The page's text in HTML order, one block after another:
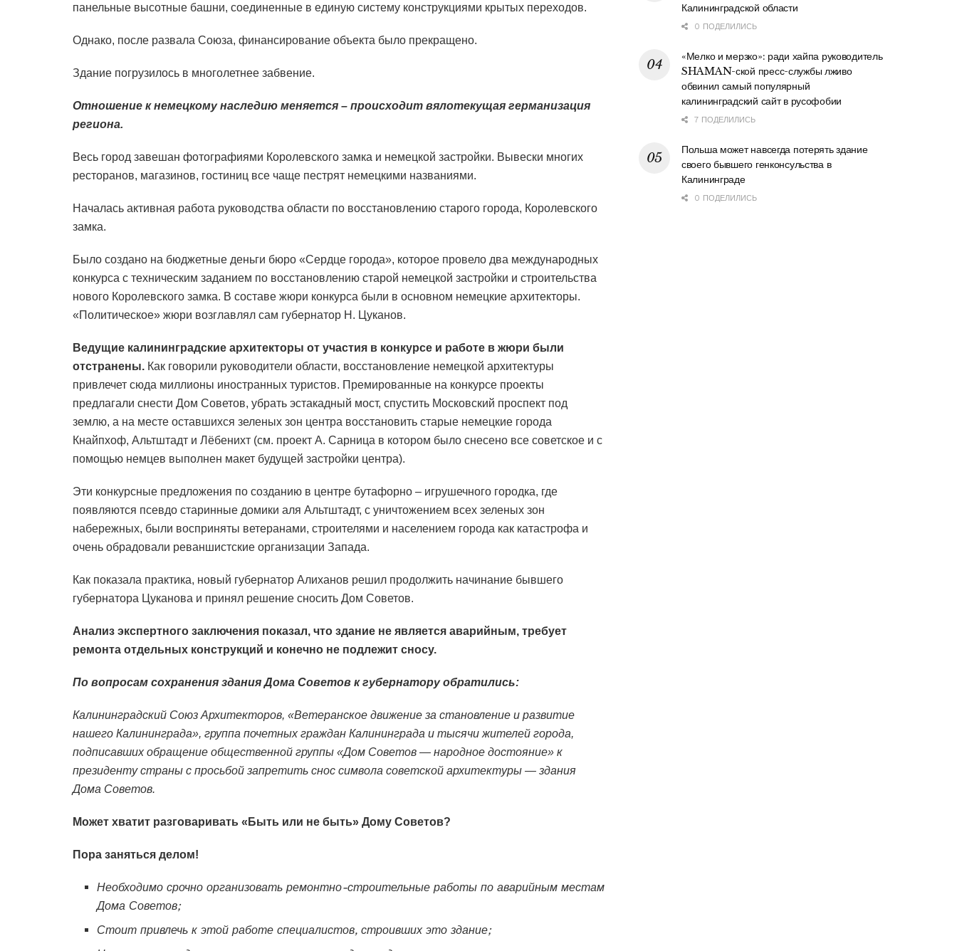
панельные высотные башни, соединенные в единую систему конструкциями крытых переходов.
Однако, после развала Союза, финансирование объекта было прекращено.
Здание погрузилось в многолетнее забвение.
Отношение к немецкому наследию меняется – происходит вялотекущая германизация
региона.
Весь город завешан фотографиями Королевского замка и немецкой застройки. Вывески многих
ресторанов, магазинов, гостиниц все чаще пестрят немецкими названиями.
Началась активная работа руководства области по восстановлению старого города, Королевского
замка.
Было создано на бюджетные деньги бюро «Сердце города», которое провело два международных
конкурса с техническим заданием по восстановлению старой немецкой застройки и строительства
нового Королевского замка. В составе жюри конкурса были в основном немецкие архитекторы.
«Политическое» жюри возглавлял сам губернатор Н. Цуканов.
Ведущие калининградские архитекторы от участия в конкурсе и работе в жюри были
отстранены. Как говорили руководители области, восстановление немецкой архитектуры
привлечет сюда миллионы иностранных туристов. Премированные на конкурсе проекты
предлагали снести Дом Советов, убрать эстакадный мост, спустить Московский проспект под
землю, а на месте оставшихся зеленых зон центра восстановить старые немецкие города
Кнайпхоф, Альтштадт и Лёбенихт (см. проект А. Сарница в котором было снесено все советское и с
помощью немцев выполнен макет будущей застройки центра).
Эти конкурсные предложения по созданию в центре бутафорно – игрушечного городка, где
появляются псевдо старинные домики аля Альтштадт, с уничтожением всех зеленых зон
набережных, были восприняты ветеранами, строителями и населением города как катастрофа и
очень обрадовали реваншистские организации Запада.
Как показала практика, новый губернатор Алиханов решил продолжить начинание бывшего
губернатора Цуканова и принял решение сносить Дом Советов.
Анализ экспертного заключения показал, что здание не является аварийным, требует
ремонта отдельных конструкций и конечно не подлежит сносу.
По вопросам сохранения здания Дома Советов к губернатору обратились:
Калининградский Союз Архитекторов, «Ветеранское движение за становление и развитие
нашего Калининграда», группа почетных граждан Калининграда и тысячи жителей города,
подписавших обращение общественной группы «Дом Советов — народное достояние» к
президенту страны с просьбой запретить снос символа советской архитектуры — здания
Дома Советов.
Может хватит разговаривать «Быть или не быть» Дому Советов?
Пора заняться делом!
Необходимо срочно организовать ремонтно-строительные работы по аварийным местам
Дома Советов;
Стоит привлечь к этой работе специалистов, строивших это здание;
Калининградской области
0 ПОДЕЛИЛИСЬ
«Мелко и мерзко»: ради хайпа руководитель
SHAMAN-ской пресс-службы лживо
обвинил самый популярный
калининградский сайт в русофобии
7 ПОДЕЛИЛИСЬ
Польша может навсегда потерять здание
своего бывшего генконсульства в
Калининграде
0 ПОДЕЛИЛИСЬ